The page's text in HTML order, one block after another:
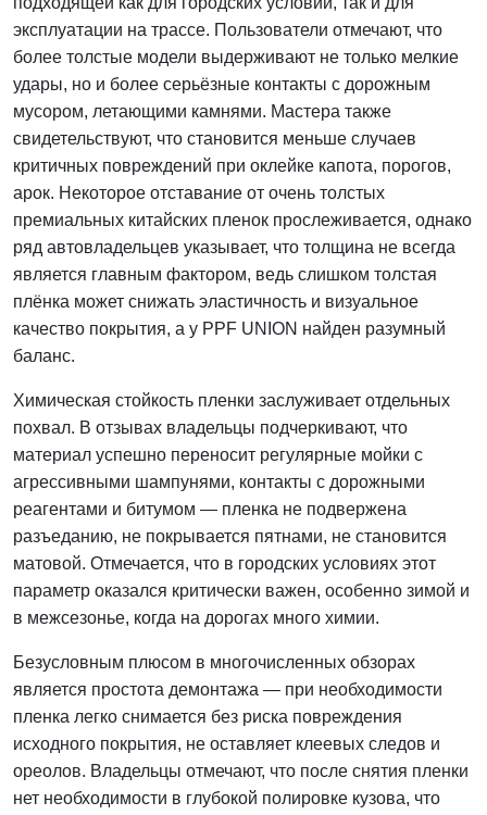
эксплуатации на трассе. Пользователи отмечают, что
более толстые модели выдерживают не только мелкие
удары, но и более серьёзные контакты с дорожным
мусором, летающими камнями. Мастера также
свидетельствуют, что становится меньше случаев
критичных повреждений при оклейке капота, порогов,
арок. Некоторое отставание от очень толстых
премиальных китайских пленок прослеживается, однако
ряд автовладельцев указывает, что толщина не всегда
является главным фактором, ведь слишком толстая
плёнка может снижать эластичность и визуальное
качество покрытия, а у PPF UNION найден разумный
баланс.
Химическая стойкость пленки заслуживает отдельных
похвал. В отзывах владельцы подчеркивают, что
материал успешно переносит регулярные мойки с
агрессивными шампунями, контакты с дорожными
реагентами и битумом — пленка не подвержена
разъеданию, не покрывается пятнами, не становится
матовой. Отмечается, что в городских условиях этот
параметр оказался критически важен, особенно зимой и
в межсезонье, когда на дорогах много химии.
Безусловным плюсом в многочисленных обзорах
является простота демонтажа — при необходимости
пленка легко снимается без риска повреждения
исходного покрытия, не оставляет клеевых следов и
ореолов. Владельцы отмечают, что после снятия пленки
нет необходимости в глубокой полировке кузова, что